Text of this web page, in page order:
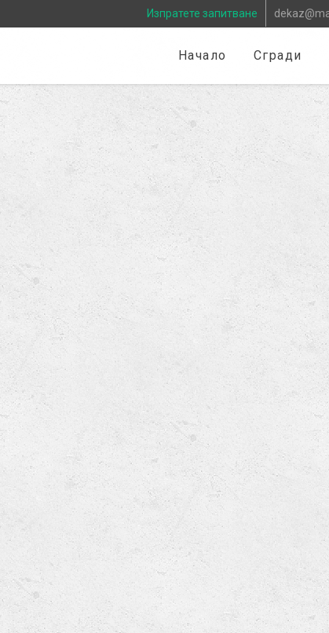
Изпратете запитване
Начало Сгради